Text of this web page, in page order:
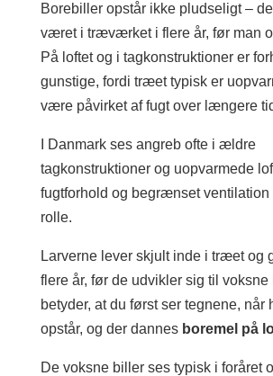
Borebiller opstår ikke pludseligt –
været i træværket i flere år, før man
På loftet og i tagkonstruktioner er
gunstige, fordi træet typisk er
være påvirket af fugt over længere
I Danmark ses angreb ofte i ældre
tagkonstruktioner og uopvarmede
fugtforhold og begrænset ventilation
rolle.
Larverne lever skjult inde i træet og
flere år, før de udvikler sig til voksne
betyder, at du først ser tegnene, når
opstår, og der dannes boremel på
De voksne biller ses typisk i foråret